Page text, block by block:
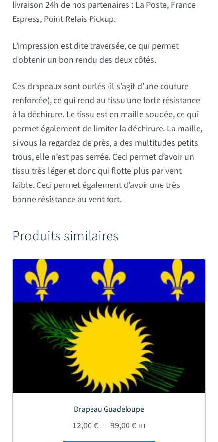
livraison 24h de nos partenaires : La Poste, France
Express, Point Relais Pickup.
L’impression est dite traversée, ce qui permet
d’obtenir un bon rendu des deux côtés.
Ces drapeaux sont ourlés (il s’agit d’une couture
renforcée), ce qui rend au tissu une forte résistance
à la déchirure. Le tissu est en maille soudée, ce qui
permet également de limiter la déchirure. La maille,
si vous la regardez de près, a des multitudes petits
trous, elle n’est pas serrée. Ceci permet d’avoir un
tissu très léger et donc qui flotte plus par vent
faible. Ceci permet également d’avoir une très
bonne résistance au vent fort.
Produits similaires
Drapeau Guadeloupe
12,00€ – 99,00€Plage de prix : 12,00 €
HT